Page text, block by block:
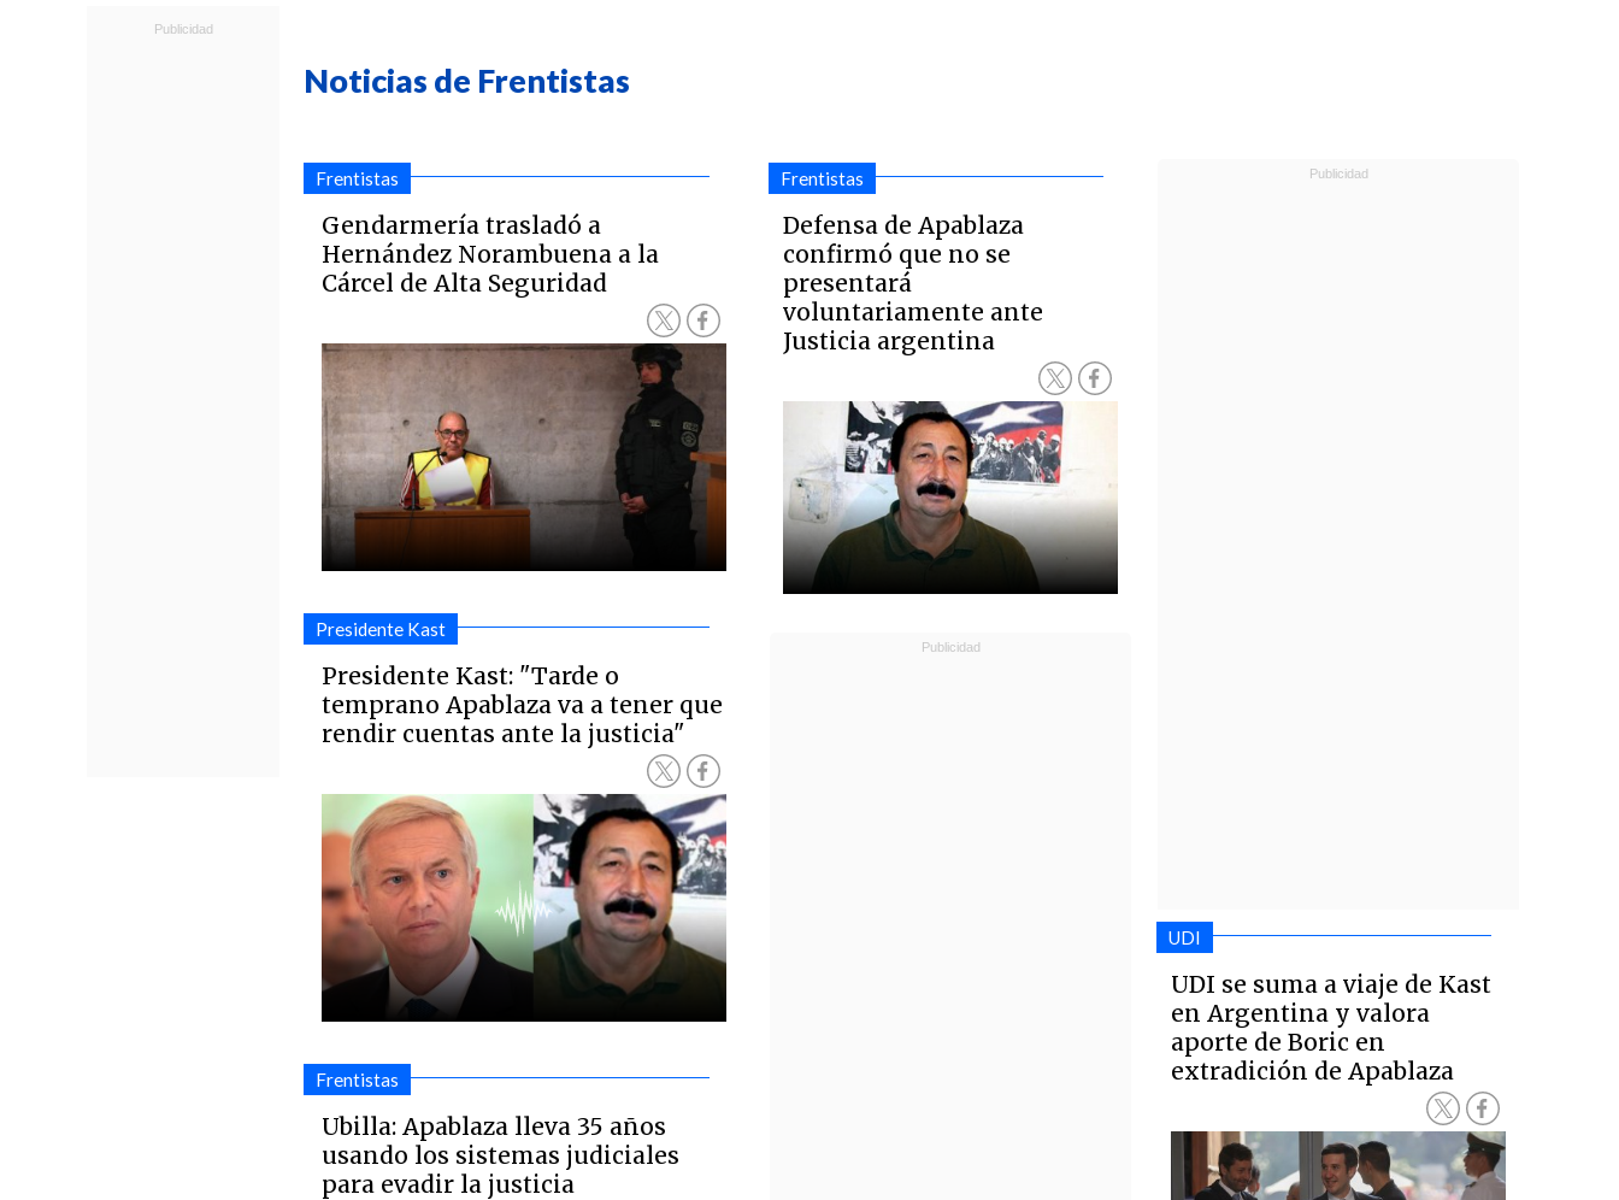
Noticias de Frentistas
Frentistas
Gendarmería trasladó a
Hernández Norambuena a la
Cárcel de Alta Seguridad
Presidente Kast
Presidente Kast: "Tarde o
temprano Apablaza va a tener que
rendir cuentas ante la justicia"
Frentistas
Ubilla: Apablaza lleva 35 años
usando los sistemas judiciales
para evadir la justicia
Frentistas
Defensa de Apablaza
confirmó que no se
presentará
voluntariamente ante
Justicia argentina
UDI
UDI se suma a viaje de Kast
en Argentina y valora
aporte de Boric en
extradición de Apablaza